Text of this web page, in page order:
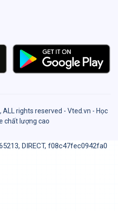
rights reserved - Vted.vn - Học
chất lượng cao
DIRECT, f08c47fec0942fa0